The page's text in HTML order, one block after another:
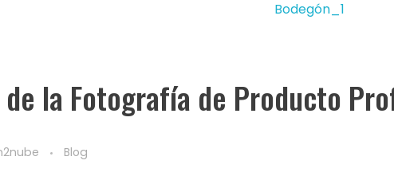
la Fotografía de Producto
Blog